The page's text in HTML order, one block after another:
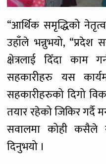
“आर्थिक समृद्धिको
उहाँले भन्नुभयो, “प्रदेश
क्षेत्रलाई दिँदा काम
सहकारीहरु यस
सहकारीहरुको दिगो
तयार रहेको जिकिर गर्दै
सवालमा कोही कसैले
दिनुभयो ।